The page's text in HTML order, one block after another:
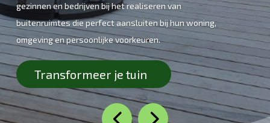
gezinnen en bedrijven bij het realiseren van
buitenruimtes die perfect aansluiten bij hun woning,
omgeving en persoonlijke voorkeuren.
Transformeer je tuin